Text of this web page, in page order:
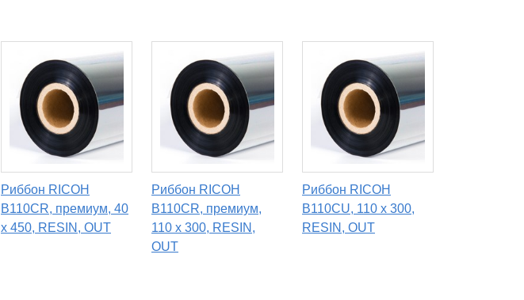
Риббон RICOH
B110CR, премиум, 40
х 450, RESIN, OUT
Риббон RICOH
B110CR, премиум,
110 х 300, RESIN,
OUT
Риббон RICOH
B110CU, 110 х 300,
RESIN, OUT